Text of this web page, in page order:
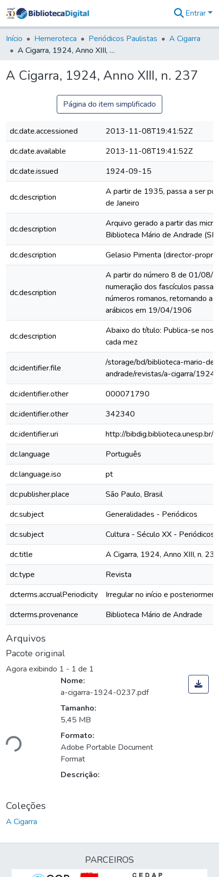
&
Coleções
Tudo na
Digital
Entrar
Início Hemeroteca Periódicos Paulistas
A Cigarra
A Cigarra, 1924, Anno XIII, n. 237
A Cigarra, 1924, Anno XIII, n. 237
Página do item simplificado
dc.date.accessioned
2013-11-08T19:41:52Z
dc.date.available
2013-11-08T19:41:52Z
dc.date.issued
1924-09-15
dc.description
A partir de 1935, passa a ser
de Janeiro
dc.description
Arquivo gerado a partir das
Biblioteca Mário de Andrade (SP)
dc.description
Gelasio Pimenta (director-
dc.description
A partir do número 8 de 01/08/
numeração dos fascículos passa
números romanos, retornando a
arábicos em 19/04/1906
dc.description
Abaixo do título: Publica-se nos
cada mez
dc.identifier.file
/storage/bd/biblioteca-mario-de-
andrade/revistas/a-cigarra/
dc.identifier.other
000071790
dc.identifier.other
342340
dc.identifier.uri
http://
dc.language
Português
dc.language.iso
pt
dc.publisher.place
São Paulo, Brasil
dc.subject
Generalidades - Periódicos
dc.subject
Cultura - Século XX - Periódicos
dc.title
A Cigarra, 1924, Anno XIII, n. 237
dc.type
Revista
dcterms.accrualPeriodicity
Irregular no início e
dcterms.provenance
Biblioteca Mário de Andrade
Arquivos
Pacote original
Agora exibindo 1 - 1 de 1
Nome:
a-cigarra-1924-0237.pdf
Tamanho:
5,45 MB
Formato:
Adobe Portable Document
Format
Descrição:
Coleções
A Cigarra
PARCEIROS